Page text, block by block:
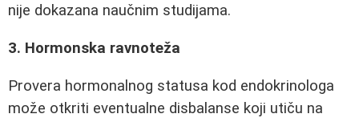
nije dokazana naučnim studijama.
3. Hormonska ravnoteža
Provera hormonalnog statusa kod endokrinologa
može otkriti eventualne disbalanse koji utiču na